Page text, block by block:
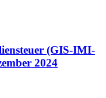
(GIS-IMI-
2024